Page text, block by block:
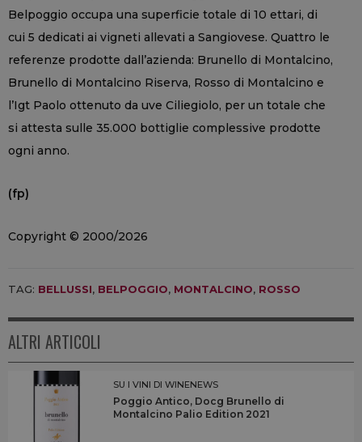
Belpoggio occupa una superficie totale di 10 ettari, di
cui 5 dedicati ai vigneti allevati a Sangiovese. Quattro le
referenze prodotte dall’azienda: Brunello di Montalcino,
Brunello di Montalcino Riserva, Rosso di Montalcino e
l’Igt Paolo ottenuto da uve Ciliegiolo, per un totale che
si attesta sulle 35.000 bottiglie complessive prodotte
ogni anno.
(fp)
Copyright © 2000/2026
TAG: BELLUSSI, BELPOGGIO, MONTALCINO, ROSSO
ALTRI ARTICOLI
SU I VINI DI WINENEWS
Poggio Antico, Docg Brunello di
Montalcino Palio Edition 2021